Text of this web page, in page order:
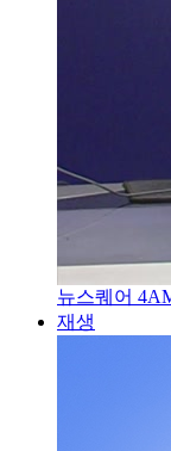
뉴스퀘어
재생